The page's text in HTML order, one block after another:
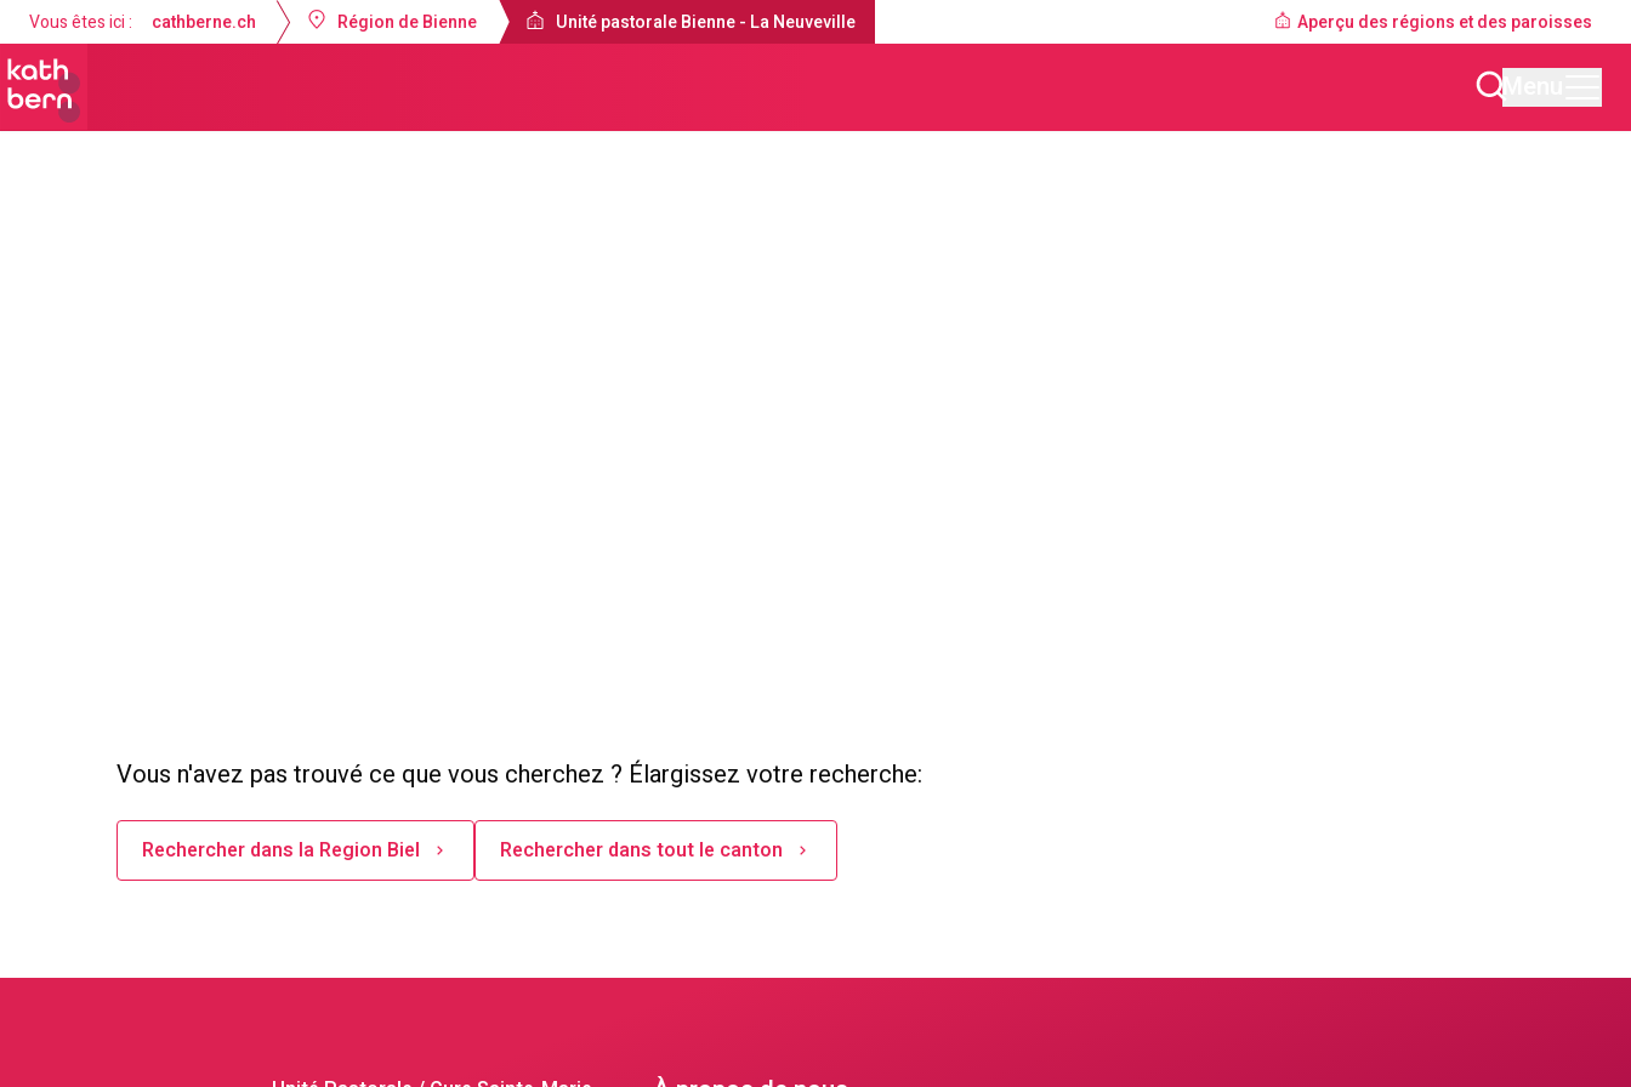
Vous êtes ici : cathberne.ch Région de Bienne Unité pastorale Bienne - La Neuveville Aperçu des régions et des paroisses
Vous n'avez pas trouvé ce que vous cherchez ? Élargissez votre recherche:
Rechercher dans la Region Biel Rechercher dans tout le canton